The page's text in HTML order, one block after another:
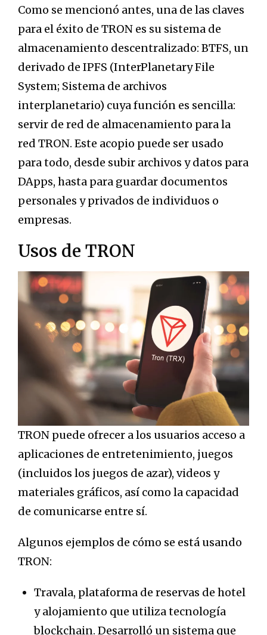
Como se mencionó antes, una de las claves
para el éxito de TRON es su sistema de
almacenamiento descentralizado: BTFS, un
derivado de IPFS (InterPlanetary File
System; Sistema de archivos
interplanetario) cuya función es sencilla:
servir de red de almacenamiento para la
red TRON. Este acopio puede ser usado
para todo, desde subir archivos y datos para
DApps, hasta para guardar documentos
personales y privados de individuos o
empresas.
Usos de TRON
TRON puede ofrecer a los usuarios acceso a
aplicaciones de entretenimiento, juegos
(incluidos los juegos de azar), videos y
materiales gráficos, así como la capacidad
de comunicarse entre sí.
Algunos ejemplos de cómo se está usando
TRON:
Travala, plataforma de reservas de hotel
y alojamiento que utiliza tecnología
blockchain. Desarrolló un sistema que